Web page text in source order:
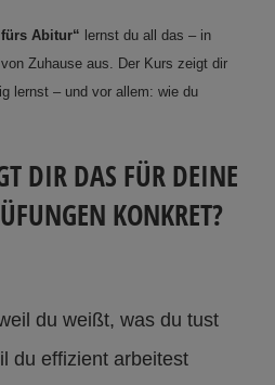
Abitur“ lernst du all das – in
Zuhause aus. Der Kurs zeigt dir
lernst – und vor allem: wie du
DIR DAS FÜR DEINE
KONKRET?
du weißt, was du tust
du effizient arbeitest